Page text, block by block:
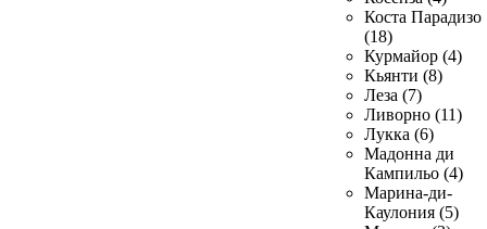
Коста Парадизо
(18)
Курмайор (4)
Кьянти (8)
Леза (7)
Ливорно (11)
Лукка (6)
Мадонна ди
Кампильо (4)
Марина-ди-
Каулония (5)